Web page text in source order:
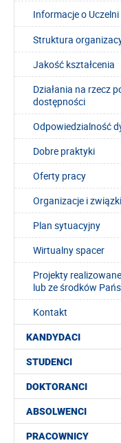
Informacje o Uczelni
Struktura
Jakość kształcenia
Działania na rzecz
dostępności
Odpowiedzialność
Dobre praktyki
Oferty pracy
Organizacje i związki
Plan sytuacyjny
Wirtualny spacer
Projekty
lub ze środków
Kontakt
KANDYDACI
STUDENCI
DOKTORANCI
ABSOLWENCI
PRACOWNICY